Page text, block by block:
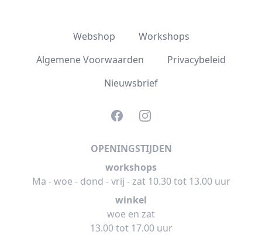
Webshop
Workshops
Algemene Voorwaarden
Privacybeleid
Nieuwsbrief
FacebookInstagram
OPENINGSTIJDEN
workshops
Ma - woe - dond - vrij - zat 10.30 tot 13.00 uur
winkel
woe en zat
13.00 tot 17.00 uur